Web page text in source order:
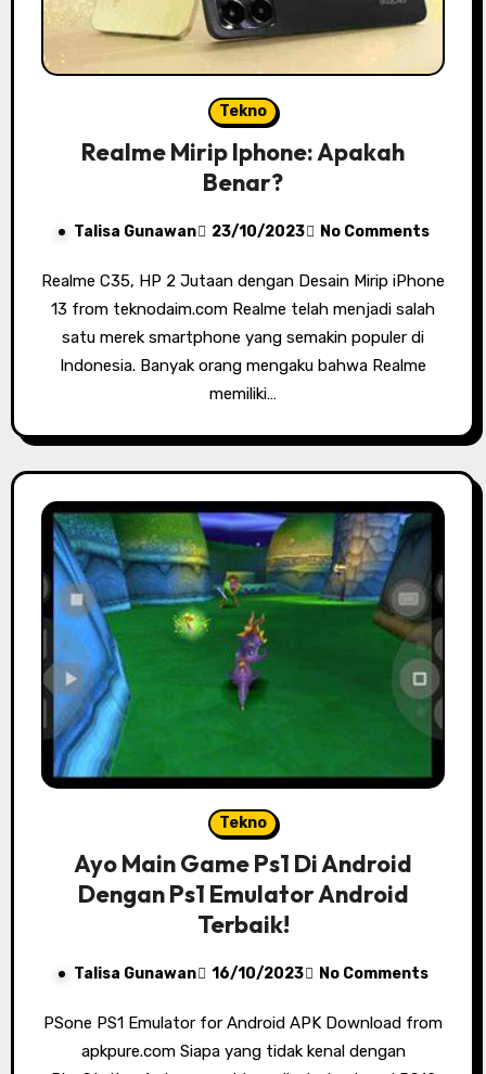
Tekno
Realme Mirip Iphone: Apakah
Benar?
Talisa Gunawan 23/10/2023 No Comments
Realme C35, HP 2 Jutaan dengan Desain Mirip iPhone
13 from teknodaim.com Realme telah menjadi salah
satu merek smartphone yang semakin populer di
Indonesia. Banyak orang mengaku bahwa Realme
memiliki…
Tekno
Ayo Main Game Ps1 Di Android
Dengan Ps1 Emulator Android
Terbaik!
Talisa Gunawan 16/10/2023 No Comments
PSone PS1 Emulator for Android APK Download from
apkpure.com Siapa yang tidak kenal dengan